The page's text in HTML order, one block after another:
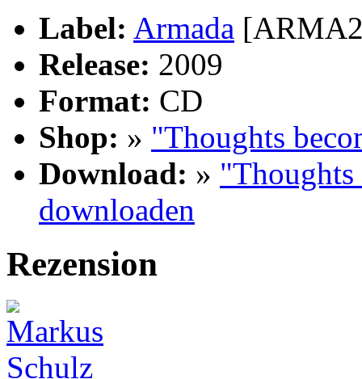
Label: Armada
Release: 2009
Format: CD
Shop: » "Thoughts
Download: » "Thoughts
downloaden
Rezension